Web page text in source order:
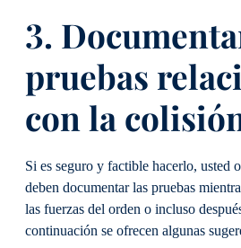
3.
pruebas
con la
Si es seguro y factible hacerlo, usted
deben documentar las pruebas
las fuerzas del orden o incluso
continuación se ofrecen algunas